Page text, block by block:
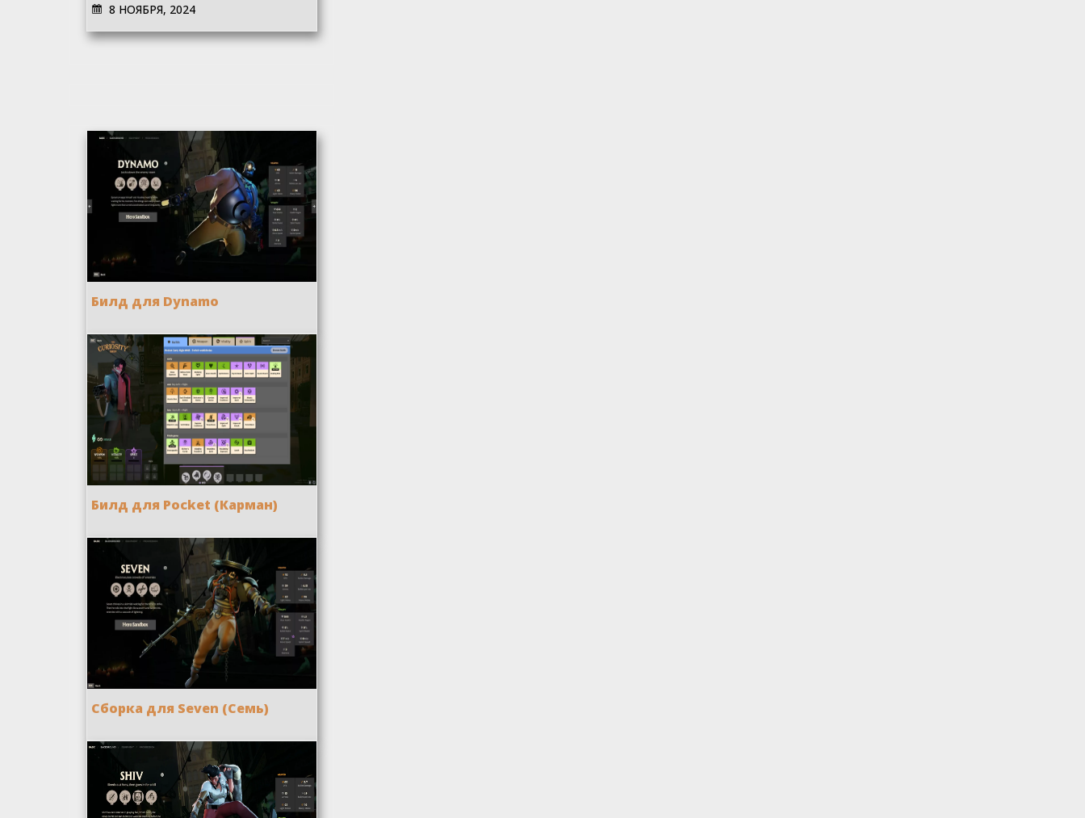
8 НОЯБРЯ, 2024
Билд для Dynamo
Билд для Pocket (Карман)
Сборка для Seven (Семь)